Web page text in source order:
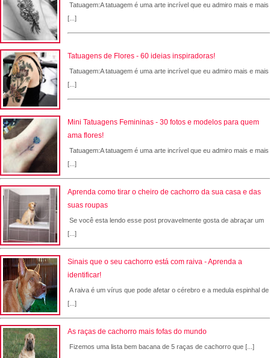
Tatuagem:A tatuagem é uma arte incrível que eu admiro mais e mais
[...]
Tatuagens de Flores - 60 ideias inspiradoras!
Tatuagem:A tatuagem é uma arte incrível que eu admiro mais e mais
[...]
Mini Tatuagens Femininas - 30 fotos e modelos para quem
ama flores!
Tatuagem:A tatuagem é uma arte incrível que eu admiro mais e mais
[...]
Aprenda como tirar o cheiro de cachorro da sua casa e das
suas roupas
Se você esta lendo esse post provavelmente gosta de abraçar um
[...]
Sinais que o seu cachorro está com raiva - Aprenda a
identificar!
A raiva é um vírus que pode afetar o cérebro e a medula espinhal de
[...]
As raças de cachorro mais fofas do mundo
Fizemos uma lista bem bacana de 5 raças de cachorro que [...]